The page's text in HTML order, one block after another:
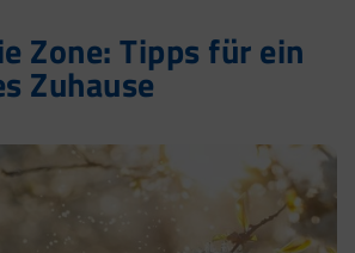
Zone: Tipps für ein
Zuhause